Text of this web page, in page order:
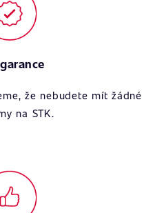
že nebudete mít žádné
na STK.